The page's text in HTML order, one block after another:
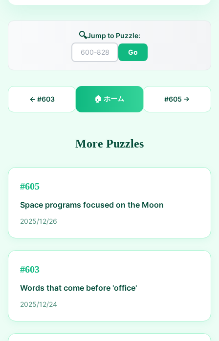
🔍Jump to Puzzle:
Go
← #603 🏠ホーム #605 →
More Puzzles
#605
Space programs focused on the Moon
2025/12/26
#603
Words that come before 'office'
2025/12/24